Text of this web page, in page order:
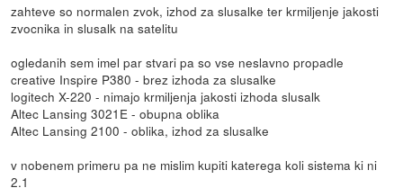
zahteve so normalen zvok, izhod za slusalke ter krmiljenje jakosti
zvocnika in slusalk na satelitu
ogledanih sem imel par stvari pa so vse neslavno propadle
creative Inspire P380 - brez izhoda za slusalke
logitech X-220 - nimajo krmiljenja jakosti izhoda slusalk
Altec Lansing 3021E - obupna oblika
Altec Lansing 2100 - oblika, izhod za slusalke
v nobenem primeru pa ne mislim kupiti katerega koli sistema ki ni
2.1